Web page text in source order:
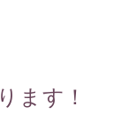
ます！